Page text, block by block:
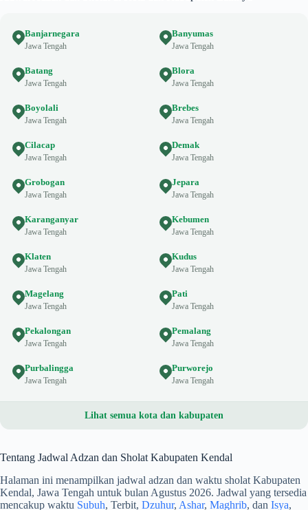
Banjarnegara
Jawa Tengah
Banyumas
Jawa Tengah
Batang
Jawa Tengah
Blora
Jawa Tengah
Boyolali
Jawa Tengah
Brebes
Jawa Tengah
Cilacap
Jawa Tengah
Demak
Jawa Tengah
Grobogan
Jawa Tengah
Jepara
Jawa Tengah
Karanganyar
Jawa Tengah
Kebumen
Jawa Tengah
Klaten
Jawa Tengah
Kudus
Jawa Tengah
Magelang
Jawa Tengah
Pati
Jawa Tengah
Pekalongan
Jawa Tengah
Pemalang
Jawa Tengah
Purbalingga
Jawa Tengah
Purworejo
Jawa Tengah
Lihat semua kota dan kabupaten
Tentang Jadwal Adzan dan Sholat Kabupaten Kendal
Halaman ini menampilkan jadwal adzan dan waktu sholat Kabupaten
Kendal, Jawa Tengah untuk bulan Agustus 2026. Jadwal yang tersedia
mencakup waktu Subuh, Terbit, Dzuhur, Ashar, Maghrib, dan Isya,